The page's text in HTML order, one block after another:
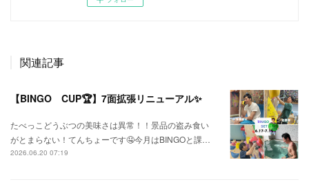
関連記事
【BINGO CUP🏆】7面拡張リニューアル✨
たべっこどうぶつの美味さは異常！！景品の盗み食い
がとまらない！てんちょーです🤤今月はBINGOと課…
2026.06.20 07:19